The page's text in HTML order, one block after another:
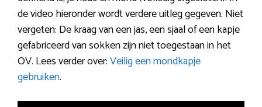
de video hieronder wordt verdere uitleg gegeven. Niet
vergeten: De kraag van een jas, een sjaal of een kapje
gefabriceerd van sokken zijn niet toegestaan in het
OV. Lees verder over:Veilig een mondkapje
gebruiken.